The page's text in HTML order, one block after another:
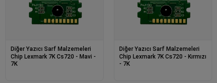
Diğer Yazıcı Sarf Malzemeleri
Chip Lexmark 7K Cs720 - Mavi -
7K
Diğer Yazıcı Sarf Malzemeleri
Chip Lexmark 7K Cs720 - Kırmızı
- 7K